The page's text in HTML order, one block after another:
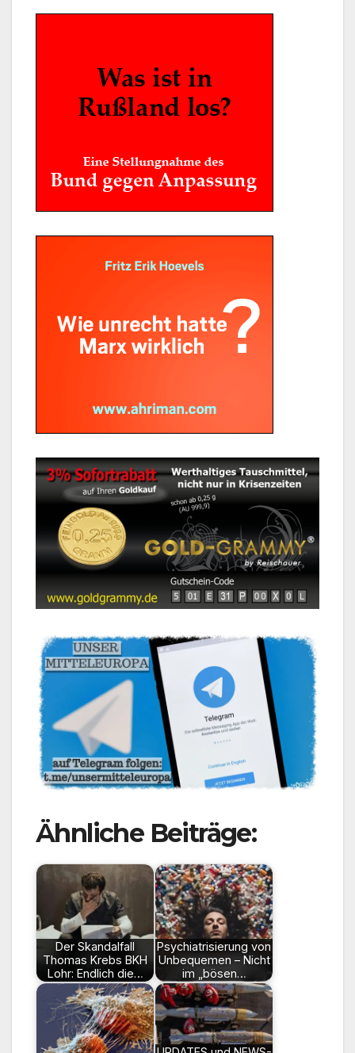
Ähnliche Beiträge:
Der Skandalfall
Thomas Krebs BKH
Lohr: Endlich die…
Psychiatrisierung von
Unbequemen – Nicht
im „bösen…